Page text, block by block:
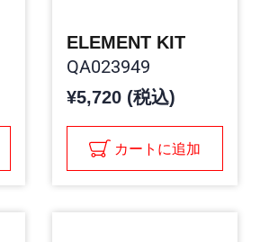
ELEMENT KIT
QA023949
¥5,720 (税込)
カートに追加